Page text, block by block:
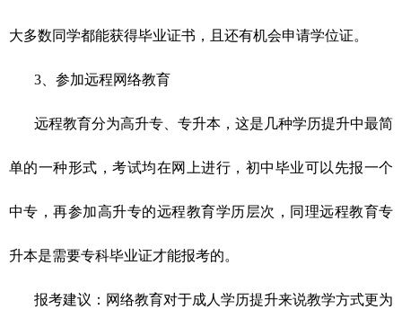
大多数同学都能获得毕业证书，且还有机会申请学位证。
3、参加远程网络教育
远程教育分为高升专、专升本，这是几种学历提升中最简
单的一种形式，考试均在网上进行，初中毕业可以先报一个
中专，再参加高升专的远程教育学历层次，同理远程教育专
升本是需要专科毕业证才能报考的。
报考建议： 网络教育对于成人学历提升来说教学方式更为